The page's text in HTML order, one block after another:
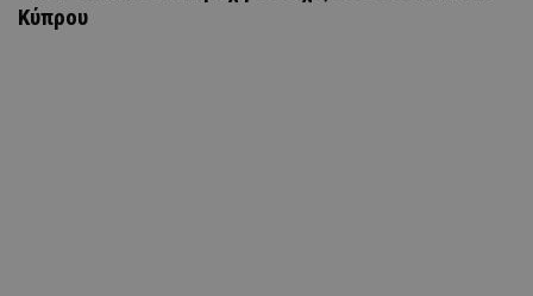
Κύπρου